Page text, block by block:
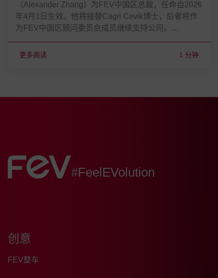
（Alexander Zhang）为FEV中国区总裁，任命自2026
年4月1日生效。他将接替Cagri Cevik博士，后者将作
为FEV中国区顾问委员会成员继续支持公司。…
更多阅读 1 分钟
FEV:
#FeelEVolution
创意
FEV整车